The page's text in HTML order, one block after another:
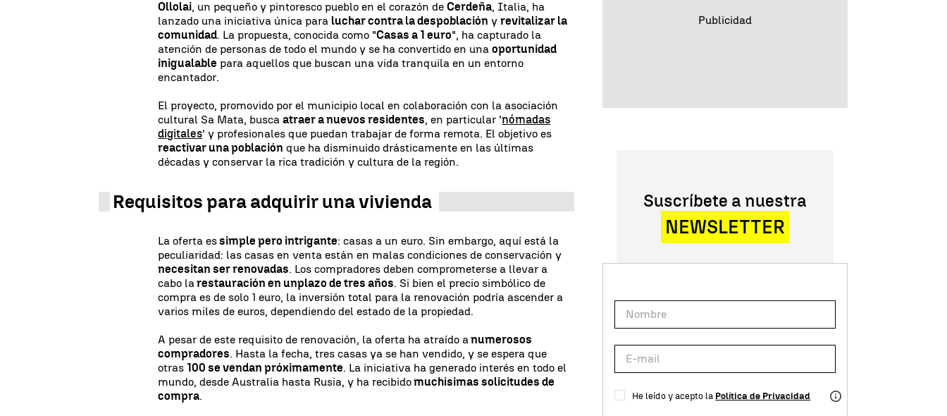
Ollolai, un pequeño y pintoresco pueblo en el corazón deCerdeña, Italia, ha
lanzado una iniciativa única para luchar contra la despoblación yrevitalizar la
comunidad. La propuesta, conocida como "Casas a 1 euro", ha capturado la
atención de personas de todo el mundo y se ha convertido en unaoportunidad
inigualable para aquellos que buscan una vida tranquila en un entorno
encantador.
El proyecto, promovido por el municipio local en colaboración con la asociación
cultural Sa Mata, buscaatraer a nuevos residentes, en particular 'nómadas
digitales' y profesionales que puedan trabajar de forma remota. El objetivo es
reactivar una población que ha disminuido drásticamente en las últimas
décadas y conservar la rica tradición y cultura de la región.
Requisitos para adquirir una vivienda
La oferta essimple pero intrigante: casas a un euro. Sin embargo, aquí está la
peculiaridad: las casas en venta están en malas condiciones de conservación y
necesitan ser renovadas. Los compradores deben comprometerse a llevar a
cabo la restauración en unplazo de tres años. Si bien el precio simbólico de
compra es de solo 1 euro, la inversión total para la renovación podría ascender a
varios miles de euros, dependiendo del estado de la propiedad.
A pesar de este requisito de renovación, la oferta ha atraído a numerosos
compradores. Hasta la fecha, tres casas ya se han vendido, y se espera que
otras 100 se vendan próximamente. La iniciativa ha generado interés en todo el
mundo, desde Australia hasta Rusia, y ha recibidomuchísimas solicitudes de
compra.
Suscríbete a nuestra
NEWSLETTER
He leído y acepto la Política de Privacidad